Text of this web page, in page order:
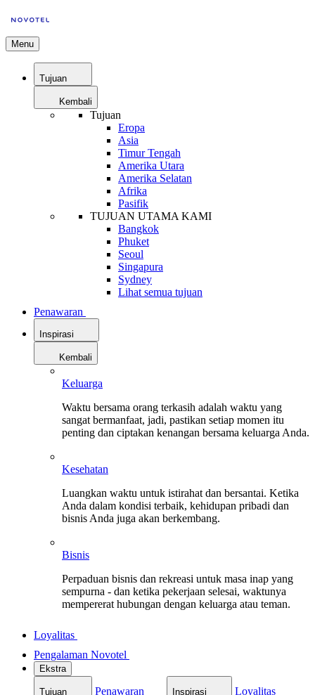
Menu
Tujuan
Kembali
Tujuan
Eropa
Asia
Timur Tengah
Amerika Utara
Amerika Selatan
Afrika
Pasifik
TUJUAN UTAMA KAMI
Bangkok
Phuket
Seoul
Singapura
Sydney
Lihat semua tujuan
Penawaran
Inspirasi
Kembali
Keluarga
Waktu bersama orang terkasih adalah waktu yang
sangat bermanfaat, jadi, pastikan setiap momen itu
penting dan ciptakan kenangan bersama keluarga Anda.
Kesehatan
Luangkan waktu untuk istirahat dan bersantai. Ketika
Anda dalam kondisi terbaik, kehidupan pribadi dan
bisnis Anda juga akan berkembang.
Bisnis
Perpaduan bisnis dan rekreasi untuk masa inap yang
sempurna - dan ketika pekerjaan selesai, waktunya
mempererat hubungan dengan keluarga atau teman.
Loyalitas
Pengalaman Novotel
Ekstra
Tujuan Penawaran Inspirasi
Loyalitas